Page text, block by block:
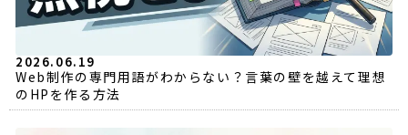
2026.06.19
Web制作の専門用語がわからない？言葉の壁を越えて理想
のHPを作る方法